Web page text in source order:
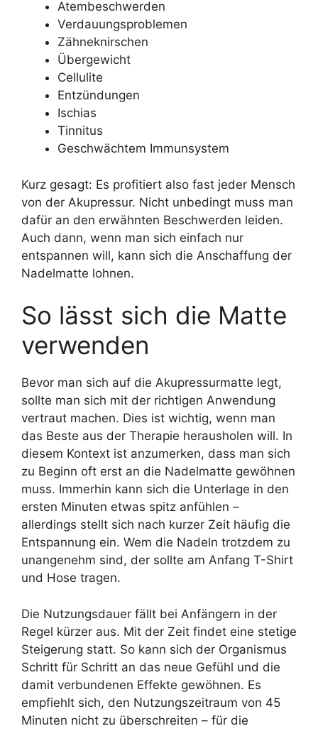
Atembeschwerden
Verdauungsproblemen
Zähneknirschen
Übergewicht
Cellulite
Entzündungen
Ischias
Tinnitus
Geschwächtem Immunsystem
Kurz gesagt: Es profitiert also fast jeder Mensch
von der Akupressur. Nicht unbedingt muss man
dafür an den erwähnten Beschwerden leiden.
Auch dann, wenn man sich einfach nur
entspannen will, kann sich die Anschaffung der
Nadelmatte lohnen.
So lässt sich die Matte
verwenden
Bevor man sich auf die Akupressurmatte legt,
sollte man sich mit der richtigen Anwendung
vertraut machen. Dies ist wichtig, wenn man
das Beste aus der Therapie herausholen will. In
diesem Kontext ist anzumerken, dass man sich
zu Beginn oft erst an die Nadelmatte gewöhnen
muss. Immerhin kann sich die Unterlage in den
ersten Minuten etwas spitz anfühlen –
allerdings stellt sich nach kurzer Zeit häufig die
Entspannung ein. Wem die Nadeln trotzdem zu
unangenehm sind, der sollte am Anfang T-Shirt
und Hose tragen.
Die Nutzungsdauer fällt bei Anfängern in der
Regel kürzer aus. Mit der Zeit findet eine stetige
Steigerung statt. So kann sich der Organismus
Schritt für Schritt an das neue Gefühl und die
damit verbundenen Effekte gewöhnen. Es
empfiehlt sich, den Nutzungszeitraum von 45
Minuten nicht zu überschreiten – für die